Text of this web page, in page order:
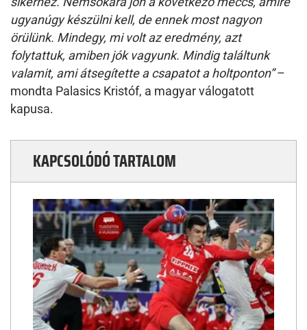
ugyanúgy készülni kell, de ennek most nagyon
örülünk. Mindegy, mi volt az eredmény, azt
folytattuk, amiben jók vagyunk. Mindig találtunk
valamit, ami átsegítette a csapatot a holtponton”–
mondta Palasics Kristóf, a magyar válogatott
kapusa.
KAPCSOLÓDÓ TARTALOM